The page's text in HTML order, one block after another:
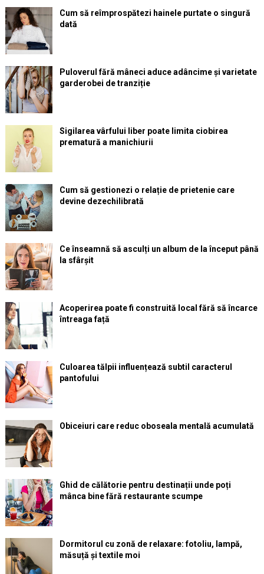
Cum să reîmprospătezi hainele purtate o singură
dată
Puloverul fără mâneci aduce adâncime și varietate
garderobei de tranziție
Sigilarea vârfului liber poate limita ciobirea
prematură a manichiurii
Cum să gestionezi o relație de prietenie care
devine dezechilibrată
Ce înseamnă să asculți un album de la început până
la sfârșit
Acoperirea poate fi construită local fără să încarce
întreaga față
Culoarea tălpii influențează subtil caracterul
pantofului
Obiceiuri care reduc oboseala mentală acumulată
Ghid de călătorie pentru destinații unde poți
mânca bine fără restaurante scumpe
Dormitorul cu zonă de relaxare: fotoliu, lampă,
măsuță și textile moi